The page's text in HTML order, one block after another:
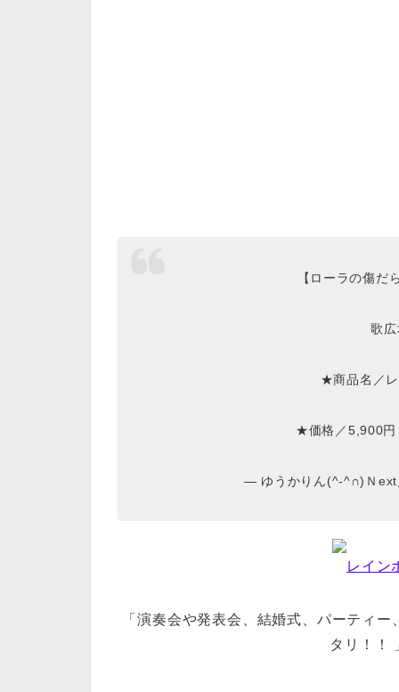
【ローラの傷だ
歌
★商品名／
★価格／5,900
— ゆうかりん(^-^∩)Ｎ
レイン
「演奏会や発表会、結婚式、パーティ
タリ！！